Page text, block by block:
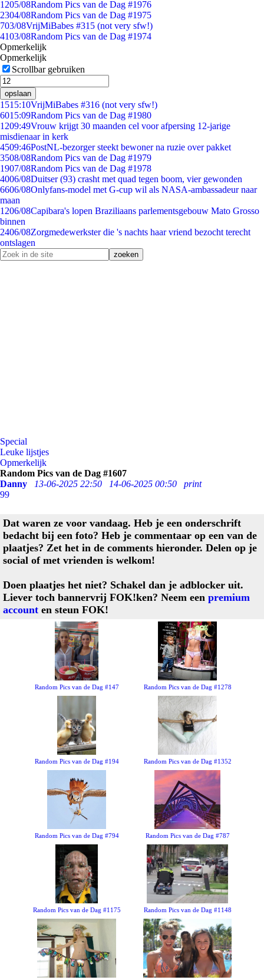
1205/08Random Pics van de Dag #1976
2304/08Random Pics van de Dag #1975
703/08VrijMiBabes #315 (not very sfw!)
4103/08Random Pics van de Dag #1974
Opmerkelijk
Opmerkelijk
Scrollbar gebruiken
opslaan
1515:10VrijMiBabes #316 (not very sfw!)
6015:09Random Pics van de Dag #1980
1209:49Vrouw krijgt 30 maanden cel voor afpersing 12-jarige
misdienaar in kerk
4509:46PostNL-bezorger steekt bewoner na ruzie over pakket
3508/08Random Pics van de Dag #1979
1907/08Random Pics van de Dag #1978
4006/08Duitser (93) crasht met quad tegen boom, vier gewonden
6606/08Onlyfans-model met G-cup wil als NASA-ambassadeur naar
maan
1206/08Capibara's lopen Braziliaans parlementsgebouw Mato Grosso
binnen
2406/08Zorgmedewerkster die 's nachts haar vriend bezocht terecht
ontslagen
Special
Leuke lijstjes
Opmerkelijk
Random Pics van de Dag #1607
Danny
13-06-2025 22:50 14-06-2025 00:50
print
99
Dat waren ze voor vandaag. Heb je een onderschrift
bedacht bij een foto? Heb je commentaar op een van de
plaatjes? Zet het in de comments hieronder. Delen op je
social of met vrienden is welkom!
Doen plaatjes het niet? Schakel dan je adblocker uit.
Liever toch bannervrij FOK!ken? Neem een premium
account en steun FOK!
Random Pics van de Dag #147 Random Pics van de Dag #1278
Random Pics van de Dag #194 Random Pics van de Dag #1352
Random Pics van de Dag #794 Random Pics van de Dag #787
Random Pics van de Dag #1175 Random Pics van de Dag #1148